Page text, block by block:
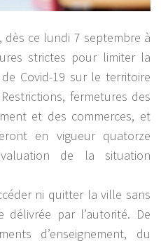
dès ce lundi 7 septembre à
strictes pour limiter la
Covid-19 sur le territoire
fermetures des
et des commerces, et
en vigueur quatorze
de la situation
ni quitter la ville sans
délivrée par l’autorité. De
d’enseignement, du